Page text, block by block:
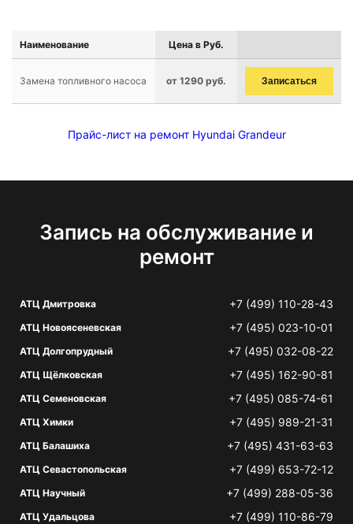
Наименование Цена в Руб.
Замена топливного насоса от 1290 руб. Записаться
Прайс-лист на ремонт Hyundai Grandeur
Запись на обслуживание и
ремонт
АТЦ Дмитровка +7 (499) 110-28-43
АТЦ Новоясеневская +7 (495) 023-10-01
АТЦ Долгопрудный +7 (495) 032-08-22
АТЦ Щёлковская +7 (495) 162-90-81
АТЦ Семеновская +7 (495) 085-74-61
АТЦ Химки +7 (495) 989-21-31
АТЦ Балашиха +7 (495) 431-63-63
АТЦ Севастопольская +7 (499) 653-72-12
АТЦ Научный +7 (499) 288-05-36
АТЦ Удальцова +7 (499) 110-86-79